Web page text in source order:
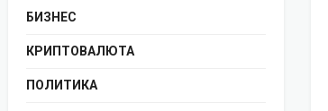
БИЗНЕС
КРИПТОВАЛЮТА
ПОЛИТИКА